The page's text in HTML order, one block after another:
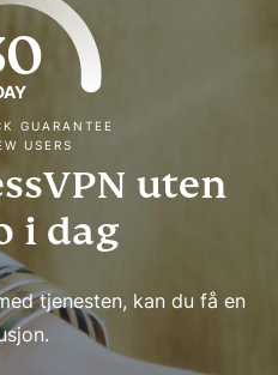
GUARANTEE
USERS
uten
i dag
tjenesten, kan du få en